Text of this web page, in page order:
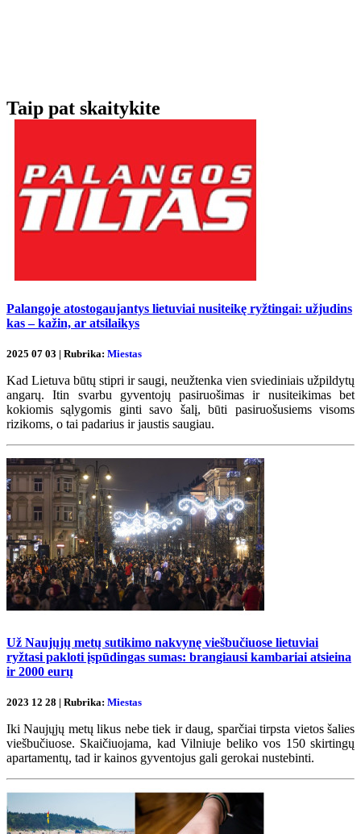
Taip pat skaitykite
Palangoje atostogaujantys lietuviai nusiteikę ryžtingai: užjudins
kas – kažin, ar atsilaikys
2025 07 03 | Rubrika: Miestas
Kad Lietuva būtų stipri ir saugi, neužtenka vien sviediniais užpildytų
angarų. Itin svarbu gyventojų pasiruošimas ir nusiteikimas bet
kokiomis sąlygomis ginti savo šalį, būti pasiruošusiems visoms
rizikoms, o tai padarius ir jaustis saugiau.
Už Naujųjų metų sutikimo nakvynę viešbučiuose lietuviai
ryžtasi pakloti įspūdingas sumas: brangiausi kambariai atsieina
ir 2000 eurų
2023 12 28 | Rubrika: Miestas
Iki Naujųjų metų likus nebe tiek ir daug, sparčiai tirpsta vietos šalies
viešbučiuose. Skaičiuojama, kad Vilniuje beliko vos 150 skirtingų
apartamentų, tad ir kainos gyventojus gali gerokai nustebinti.